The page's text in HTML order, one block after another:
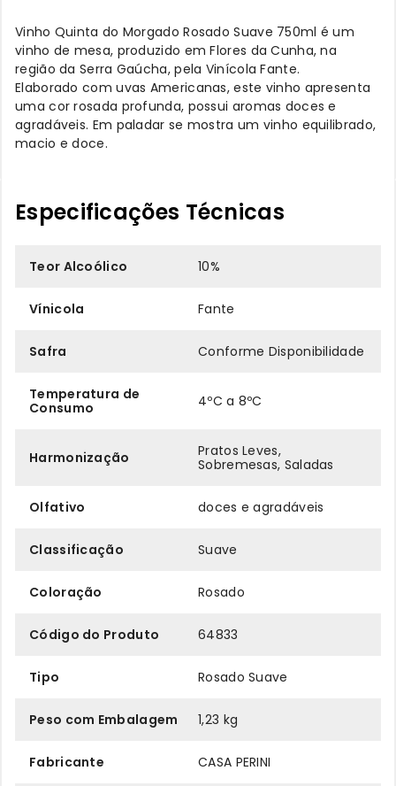
Vinho Quinta do Morgado Rosado Suave 750ml é um
vinho de mesa, produzido em Flores da Cunha, na
região da Serra Gaúcha, pela Vinícola Fante.
Elaborado com uvas Americanas, este vinho apresenta
uma cor rosada profunda, possui aromas doces e
agradáveis. Em paladar se mostra um vinho equilibrado,
macio e doce.
Especificações Técnicas
Teor Alcoólico 10%
Vínicola Fante
Safra Conforme Disponibilidade
Temperatura de
Consumo
4ºC a 8ºC
Harmonização
Pratos Leves,
Sobremesas, Saladas
Olfativo doces e agradáveis
Classificação Suave
Coloração Rosado
Código do Produto 64833
Tipo Rosado Suave
Peso com Embalagem 1,23 kg
Fabricante CASA PERINI